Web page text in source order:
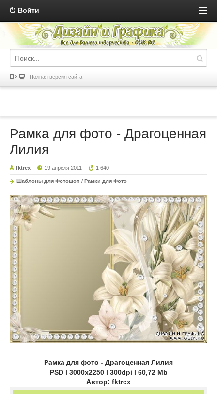
Войти
Полная версия сайта
Рамка для фото - Драгоценная
Лилия
fktrcx 19 апреля 2011 1 640
Шаблоны для Фотошоп / Рамки для Фото
Рамка для фото - Драгоценная Лилия
PSD l 3000x2250 l 300dpi l 60,72 Mb
Автор: fktrcx